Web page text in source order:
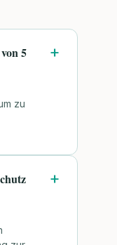
5
zu